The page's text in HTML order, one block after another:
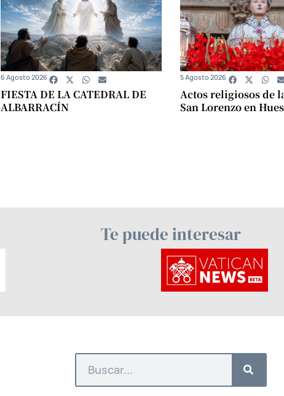
FIESTA DE LA CATEDRAL DE
ALBARRACÍN
6 Agosto 2026
Actos religiosos de
San Lorenzo en
5 Agosto 2026
Te puede interesar